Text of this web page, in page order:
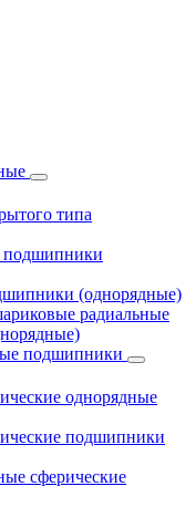
типа
(однорядные)
радиальные
подшипники
однорядные
подшипники
сферические